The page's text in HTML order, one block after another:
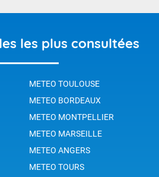
les plus consultées
METEO TOULOUSE
METEO BORDEAUX
METEO MONTPELLIER
METEO MARSEILLE
METEO ANGERS
METEO TOURS